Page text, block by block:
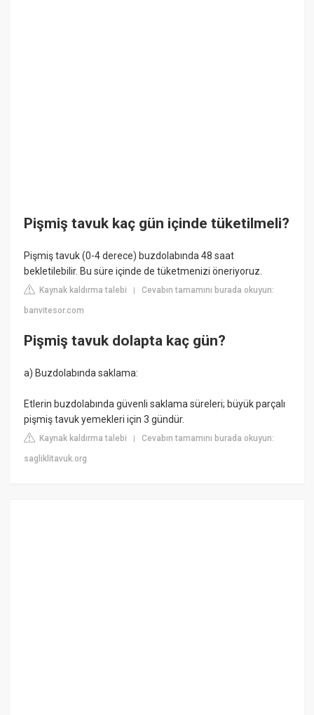
Pişmiş tavuk kaç gün içinde tüketilmeli?
Pişmiş tavuk (0-4 derece) buzdolabında 48 saat
bekletilebilir. Bu süre içinde de tüketmenizi öneriyoruz.
Kaynak kaldırma talebi |Cevabın tamamını burada okuyun:
banvitesor.com
Pişmiş tavuk dolapta kaç gün?
a) Buzdolabında saklama:
Etlerin buzdolabında güvenli saklama süreleri; büyük parçalı
pişmiş tavuk yemekleri için 3 gündür.
Kaynak kaldırma talebi |Cevabın tamamını burada okuyun:
sagliklitavuk.org